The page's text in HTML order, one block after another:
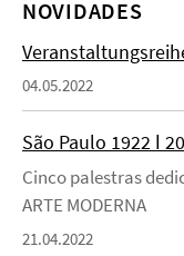
NOVIDADES
04.05.2022
São Paulo 1922 ǀ
Cinco palestras
ARTE MODERNA
21.04.2022